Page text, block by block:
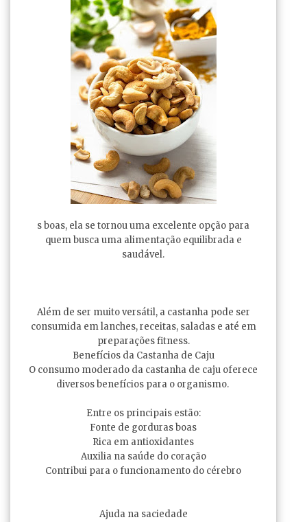
s boas, ela se tornou uma excelente opção para
quem busca uma alimentação equilibrada e
saudável.
Além de ser muito versátil, a castanha pode ser
consumida em lanches, receitas, saladas e até em
preparações fitness.
Benefícios da Castanha de Caju
O consumo moderado da castanha de caju oferece
diversos benefícios para o organismo.
Entre os principais estão:
Fonte de gorduras boas
Rica em antioxidantes
Auxilia na saúde do coração
Contribui para o funcionamento do cérebro
Ajuda na saciedade